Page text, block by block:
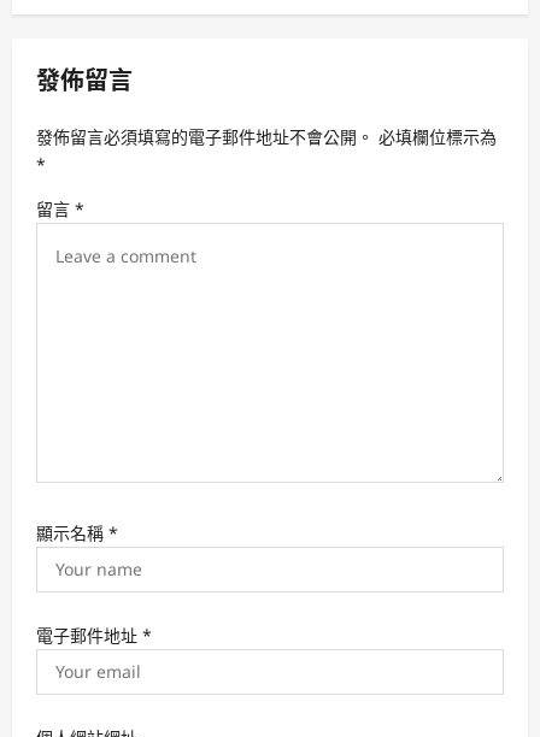
a
i
a
t
i
發佈留言
發佈留言必須填寫的電子郵件地址不會公開。 必填欄位標示為
*
留言 *
顯示名稱 *
電子郵件地址 *